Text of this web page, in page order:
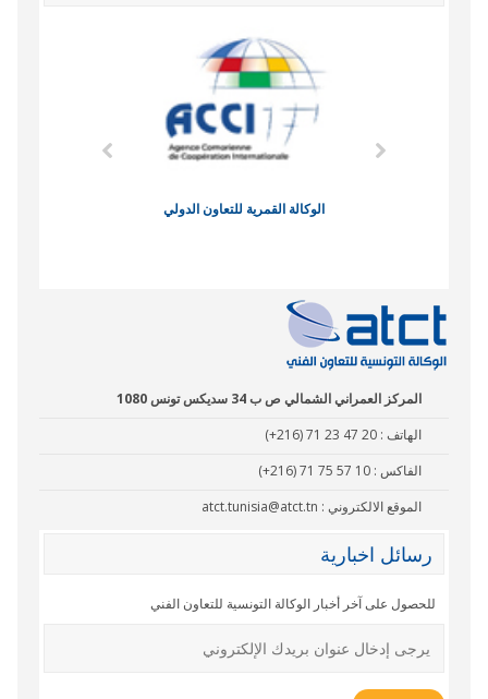
الوكالة القمرية للتعاون الدولي
المركز العمراني الشمالي ص ب 34 سديكس تونس 1080
الهاتف : (+216) 71 23 47 20
الفاكس : (+216) 71 75 57 10
الموقع الالكتروني : atct.tunisia@atct.tn
رسائل اخبارية
للحصول على آخر أخبار الوكالة التونسية للتعاون الفني